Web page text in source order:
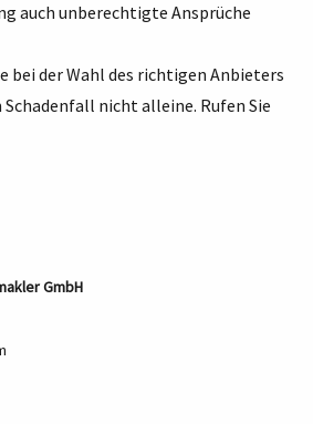
auch unberechtigte Ansprüche
bei der Wahl des richtigen Anbieters
Schadenfall nicht alleine. Rufen Sie
GmbH